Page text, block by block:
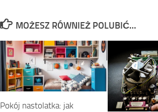
MOŻESZ RÓWNIEŻ POLUBIĆ…
Pokój nastolatka: jak